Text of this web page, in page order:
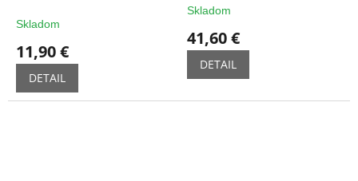
Skladom
11,90 €
DETAIL
Priemerné
produktu
5
Skladom
41,60 €
DETAIL